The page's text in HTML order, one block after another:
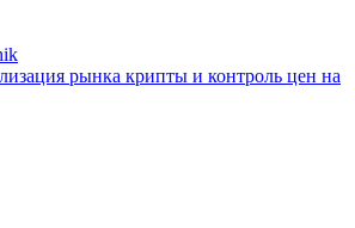
рынка крипты и контроль цен на